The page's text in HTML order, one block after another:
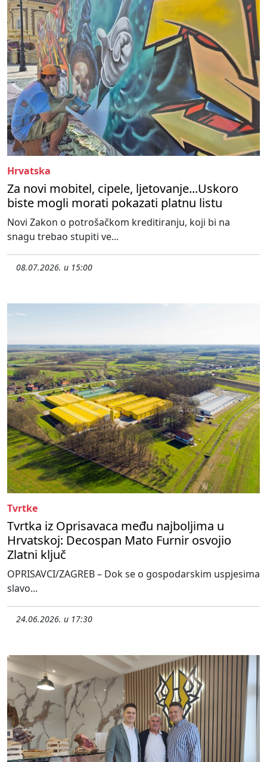
Hrvatska
Za novi mobitel, cipele, ljetovanje...Uskoro
biste mogli morati pokazati platnu listu
Novi Zakon o potrošačkom kreditiranju, koji bi na
snagu trebao stupiti ve...
08.07.2026. u 15:00
Tvrtke
Tvrtka iz Oprisavaca među najboljima u
Hrvatskoj: Decospan Mato Furnir osvojio
Zlatni ključ
OPRISAVCI/ZAGREB – Dok se o gospodarskim uspjesima
slavo...
24.06.2026. u 17:30